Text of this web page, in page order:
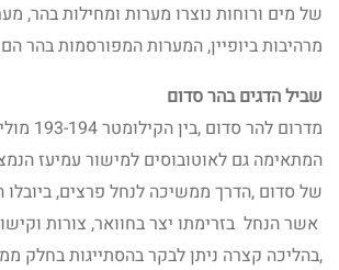
של מים ורוחות נוצרו מערות ומחילות בהר,
מרהיבות ביופיין, המערות המפורסמות בהר
שביל הדגים בהר סדום
מדרום להר
המתאימה גם לאוטובוסים למישור עמיעז
של סדום ,הדרך ממשיכה לנחל פרצים, ביובלו
אשר הנחל בזרימתו יצר בחוואר, צורות
,בהליכה קצרה ניתן לבקר בהסתייגות בחלק